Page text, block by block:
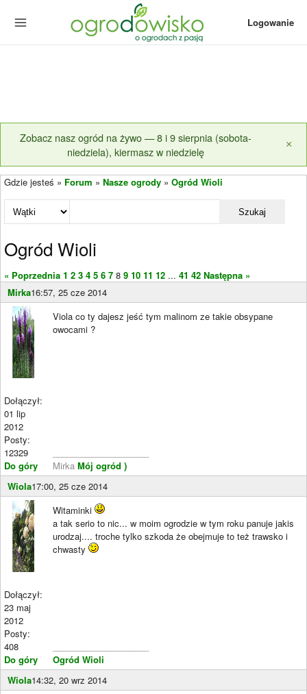
Logowanie
Zobacz nasz ogród na żywo — 8 i 9 sierpnia (sobota-
niedziela), kiermasz w niedzielę
×
Gdzie jesteś » Forum » Nasze ogrody » Ogród Wioli
Szukaj
Ogród Wioli
« Poprzednia 1 2 3 4 5 6 7 8 9 10 11 12 ... 41 42 Następna »
Mirka16:57, 25 cze 2014
Dołączył:
01 lip
2012
Posty:
12329
Do góry
Viola co ty dajesz jeść tym malinom ze takie obsypane
owocami ?
Mirka Mój ogród )
Wiola17:00, 25 cze 2014
Dołączył:
23 maj
2012
Posty:
408
Do góry
Witaminki
a tak serio to nic... w moim ogrodzie w tym roku panuje jakis
urodzaj.... troche tylko szkoda że obejmuje to też trawsko i
chwasty
Ogród Wioli
Wiola14:32, 20 wrz 2014